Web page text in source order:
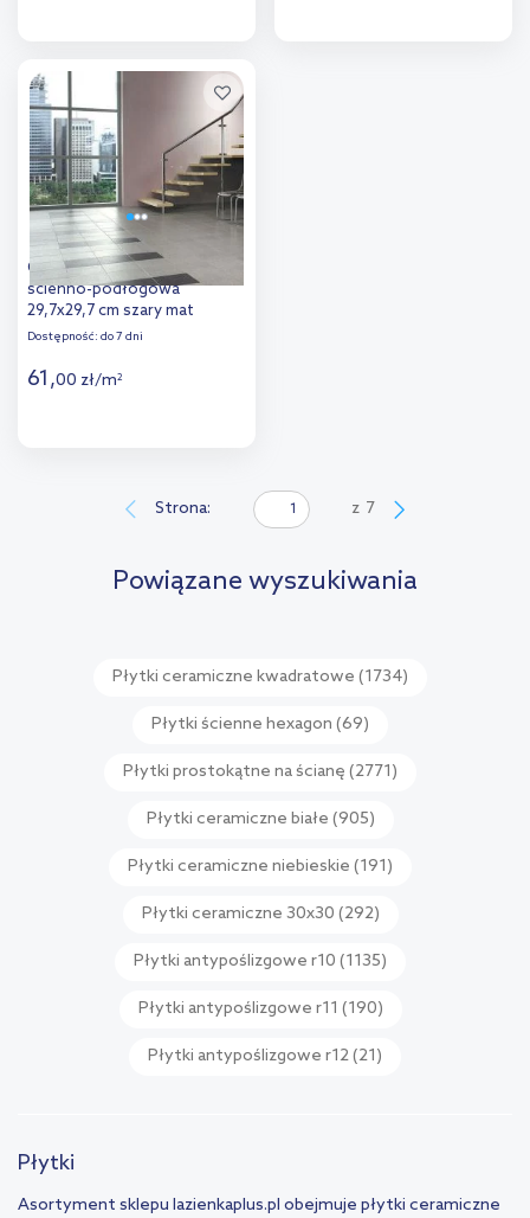
porównania
Opoczno Milton grey płytka
ścienno-podłogowa
29,7x29,7 cm szary mat
Dostępność: do 7 dni
61,00 zł/m2
Strona: z 7
Powiązane wyszukiwania
Płytki ceramiczne kwadratowe (1734)
Płytki ścienne hexagon (69)
Płytki prostokątne na ścianę (2771)
Płytki ceramiczne białe (905)
Płytki ceramiczne niebieskie (191)
Płytki ceramiczne 30x30 (292)
Płytki antypoślizgowe r10 (1135)
Płytki antypoślizgowe r11 (190)
Płytki antypoślizgowe r12(21)
Płytki
Asortyment sklepu lazienkaplus.pl obejmuje płytki ceramiczne